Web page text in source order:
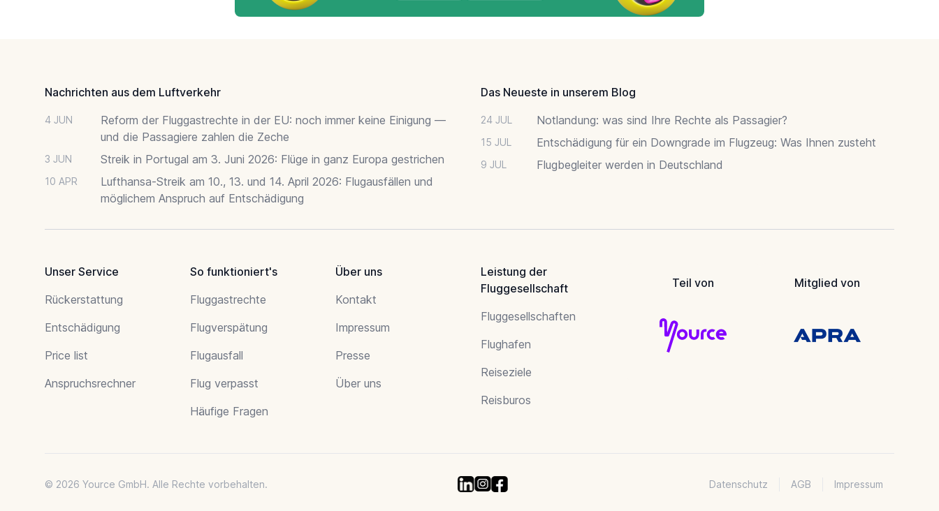
Nachrichten aus dem Luftverkehr
4 JUN
Reform der Fluggastrechte in der EU: noch immer keine Einigung —
und die Passagiere zahlen die Zeche
3 JUN Streik in Portugal am 3. Juni 2026: Flüge in ganz Europa gestrichen
10 APR
Lufthansa-Streik am 10., 13. und 14. April 2026: Flugausfällen und
möglichem Anspruch auf Entschädigung
Das Neueste in unserem Blog
24 JUL Notlandung: was sind Ihre Rechte als Passagier?
15 JUL Entschädigung für ein Downgrade im Flugzeug: Was Ihnen zusteht
9 JUL Flugbegleiter werden in Deutschland
Unser Service
Rückerstattung
Entschädigung
Price list
Anspruchsrechner
So funktioniert's
Fluggastrechte
Flugverspätung
Flugausfall
Flug verpasst
Häufige Fragen
Über uns
Kontakt
Impressum
Presse
Über uns
Leistung der
Fluggesellschaft
Fluggesellschaften
Flughafen
Reiseziele
Reisburos
Teil von Mitglied von
© 2026 Yource GmbH. Alle Rechte vorbehalten. Datenschutz AGB Impressum